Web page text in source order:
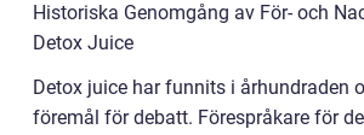
Historiska Genomgång av För- och
Detox Juice
Detox juice har funnits i århundraden
föremål för debatt. Förespråkare för